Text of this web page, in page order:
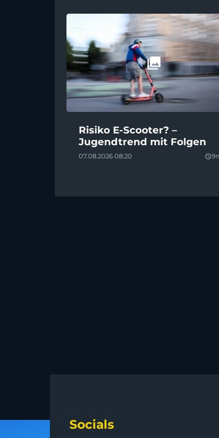
Risiko E-Scooter? –
Jugendtrend mit Folgen
07.08.2026 08:20 query_builder
Socials